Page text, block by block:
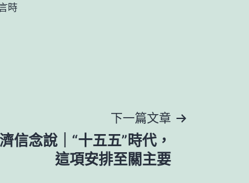
時
下一篇文章
信念說｜“十五五”時代，
這項安排至關主要